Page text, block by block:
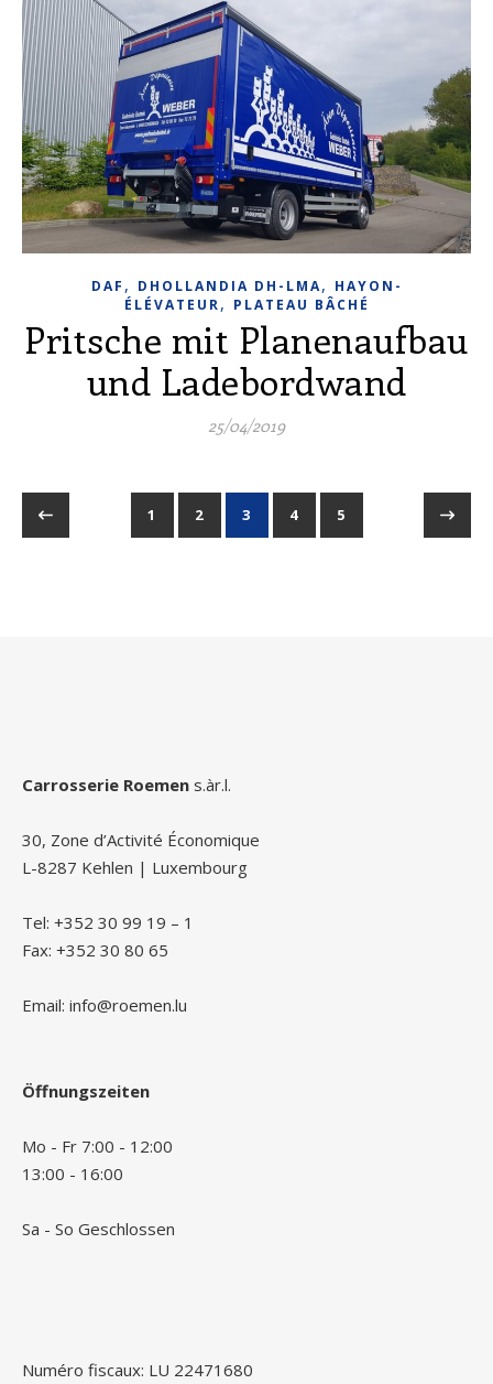
DAF , DHOLLANDIA DH-LMA, HAYON-
ÉLÉVATEUR, PLATEAU BÂCHÉ
Pritsche mit Planenaufbau
und Ladebordwand
25/04/2019
1 2 3 4 5
Carrosserie Roemen s.àr.l.
30, Zone d’Activité Économique
L-8287 Kehlen | Luxembourg
Tel: +352 30 99 19 – 1
Fax: +352 30 80 65
Email: info@roemen.lu
Öffnungszeiten
Mo - Fr 7:00 - 12:00
13:00 - 16:00
Sa - So Geschlossen
Numéro fiscaux: LU 22471680